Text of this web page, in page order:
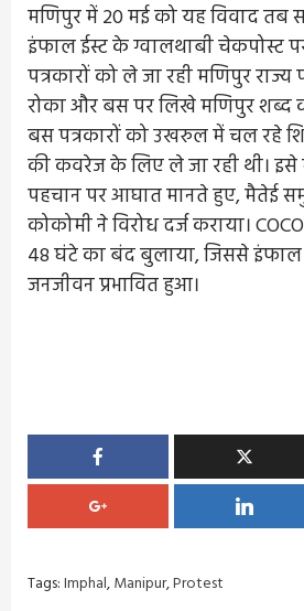
मणिपुर में 20 मई को यह विवाद तब
इंफाल ईस्ट के ग्वालथाबी चेकपोस्ट
पत्रकारों को ले जा रही मणिपुर
रोका और बस पर लिखे मणिपुर शब्द
बस पत्रकारों को उखरुल में चल रहे
की कवरेज के लिए ले जा रही थी। इसे
पहचान पर आघात मानते हुए, मैतेई
कोकोमी ने विरोध दर्ज कराया।
48 घंटे का बंद बुलाया, जिससे इंफाल
जनजीवन प्रभावित हुआ।
Tags:Imphal,Manipur,Protest